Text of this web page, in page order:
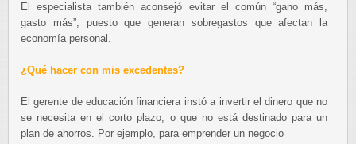
El especialista también aconsejó evitar el común “gano más,
gasto más”, puesto que generan sobregastos que afectan la
economía personal.
¿Qué hacer con mis excedentes?
El gerente de educación financiera instó a invertir el dinero que no
se necesita en el corto plazo, o que no está destinado para un
plan de ahorros. Por ejemplo, para emprender un negocio